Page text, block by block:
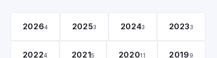
20264 20253 20243 20233
20224 20215 202011 20199